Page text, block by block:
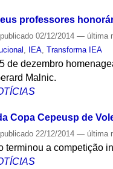
professores
publicado 02/12/2014— última
, IEA,Transforma IEA
de dezembro
Malnic.
Copa Cepeusp de
publicado 22/12/2014— última
terminou a competição